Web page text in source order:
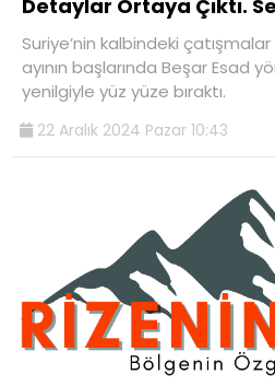
Detaylar Ortaya Çıktı.
Suriye’nin kalbindeki
ayının başlarında Beşar Esad
yenilgiyle yüz yüze bıraktı.
22 Aralık 2024 Pazar 10:43